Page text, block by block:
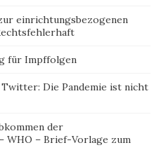
einrichtungsbezogenen
für Impffolgen
Die Pandemie ist nicht
der
WHO – Brief-Vorlage zum